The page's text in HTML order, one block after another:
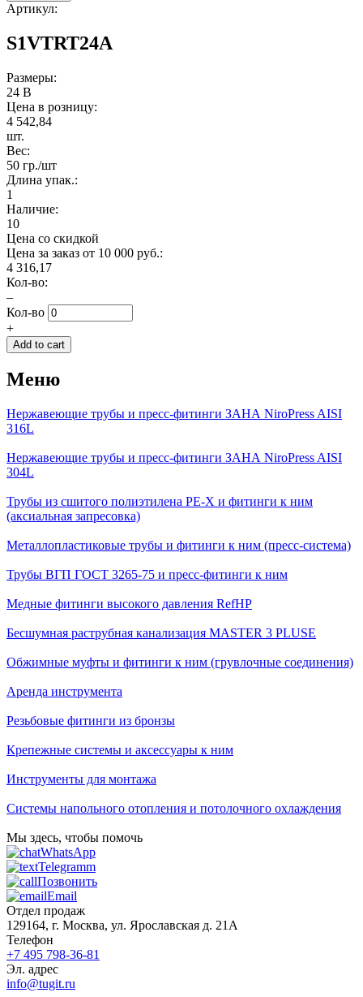
Артикул:
S1VTRT24A
Размеры:
24 В
Цена в розницу:
4 542,84
шт.
Вес:
50 гр./шт
Длина упак.:
1
Наличие:
10
Цена со скидкой
Цена за заказ от 10 000 руб.:
4 316,17
Кол-во:
–
Кол-во
+
Меню
Нержавеющие трубы и пресс-фитинги ЗАНА NiroPress AISI
316L
Нержавеющие трубы и пресс-фитинги ЗАНА NiroPress AISI
304L
Трубы из сшитого полиэтилена PE-X и фитинги к ним
(аксиальная запресовка)
Металлопластиковые трубы и фитинги к ним (пресс-система)
Трубы ВГП ГОСТ 3265-75 и пресс-фитинги к ним
Медные фитинги высокого давления RefHP
Бесшумная раструбная канализация MASTER 3 PLUSE
Обжимные муфты и фитинги к ним (грувлочные соединения)
Аренда инструмента
Резьбовые фитинги из бронзы
Крепежные системы и аксессуары к ним
Инструменты для монтажа
Системы напольного отопления и потолочного охлаждения
Мы здесь, чтобы помочь
WhatsApp
Telegramm
Позвонить
Email
Отдел продаж
129164, г. Москва, ул. Ярославская д. 21А
Телефон
+7 495 798-36-81
Эл. адрес
info@tugit.ru